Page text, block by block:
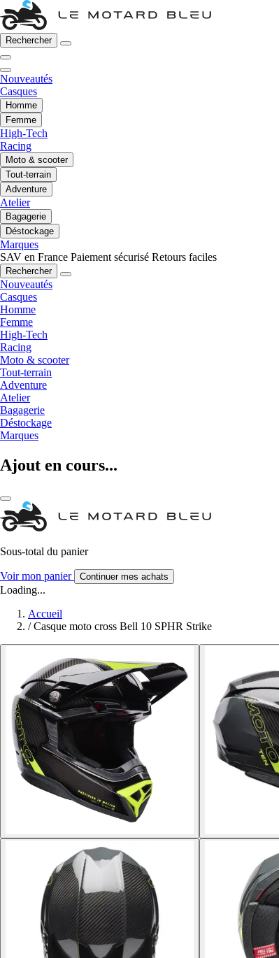
Rechercher
Nouveautés
Casques
Homme
Femme
High-Tech
Racing
Moto & scooter
Tout-terrain
Adventure
Atelier
Bagagerie
Déstockage
Marques
SAV en France Paiement sécurisé Retours faciles
Rechercher
Nouveautés
Casques
Homme
Femme
High-Tech
Racing
Moto & scooter
Tout-terrain
Adventure
Atelier
Bagagerie
Déstockage
Marques
Ajout en cours...
Sous-total du panier
Voir mon panier Continuer mes achats
Loading...
Accueil
/ Casque moto cross Bell 10 SPHR Strike